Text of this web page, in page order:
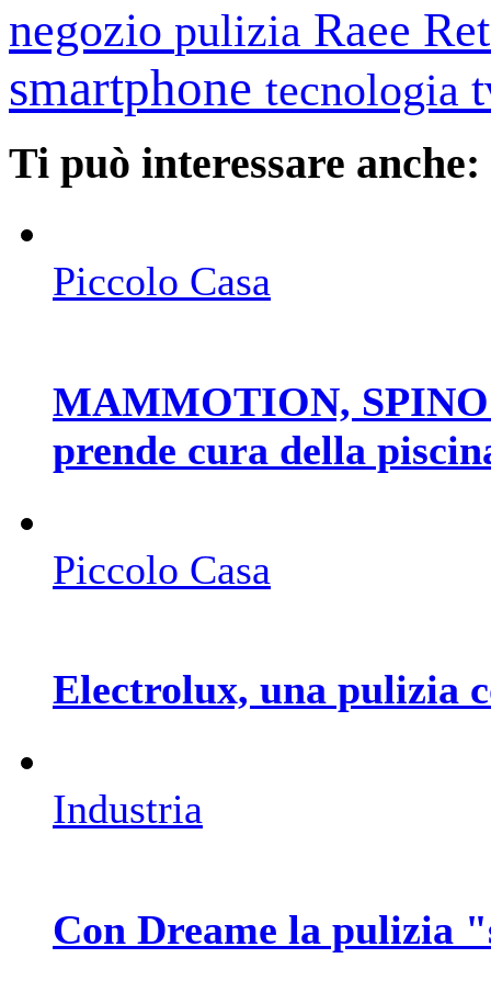
negozio pulizia Raee
smartphone tecnologia
Ti può interessare anche:
Piccolo Casa
MAMMOTION, SPINO
prende cura della
Piccolo Casa
Electrolux, una pulizia
Industria
Con Dreame la pulizia